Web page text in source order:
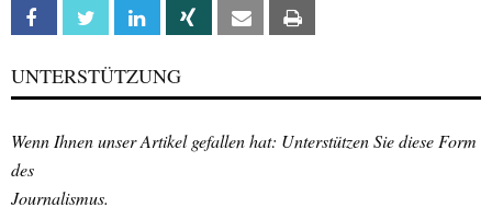
Facebook Twitter Linkedin Xing Email
UNTERSTÜTZUNG
Wenn Ihnen unser Artikel gefallen hat: Unterstützen Sie diese Form
des
Journalismus.